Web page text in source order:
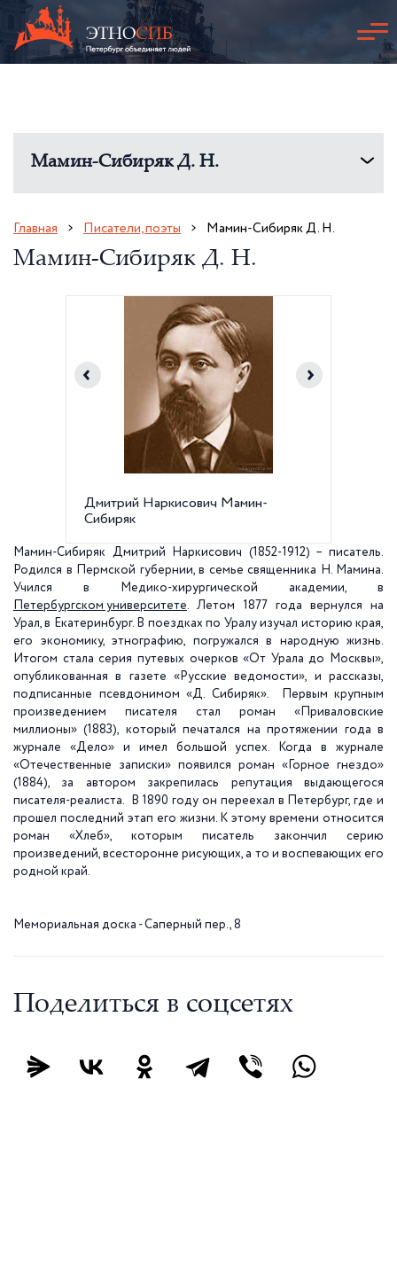
Мамин-Сибиряк Д. Н.
Главная Писатели, поэты Мамин-Сибиряк Д. Н.
Мамин-Сибиряк Д. Н.
Дмитрий Наркисович Мамин-
Сибиряк
Мамин-Сибиряк Дмитрий Наркисович
(1852-1912) – писатель.
Родился в Пермской губернии, в семье священника Н. Мамина.
Учился в Медико-хирургической академии, в
Петербургском университете. Летом 1877 года вернулся на
Урал, в Екатеринбург. В поездках по Уралу изучал историю края,
его экономику, этнографию, погружался в народную жизнь.
Итогом стала серия путевых очерков «От Урала до Москвы»,
опубликованная в газете «Русские ведомости», и рассказы,
подписанные псевдонимом «Д. Сибиряк». Первым крупным
произведением писателя стал роман «Приваловские
миллионы» (1883), который печатался на протяжении года в
журнале «Дело» и имел большой успех. Когда в журнале
«Отечественные записки» появился роман «Горное гнездо»
(1884), за автором закрепилась репутация выдающегося
писателя-реалиста. В 1890 году он переехал в Петербург, где и
прошел последний этап его жизни. К этому времени относится
роман «Хлеб», которым писатель закончил серию
произведений, всесторонне рисующих, а то и воспевающих его
родной край.
Мемориальная доска - Саперный пер., 8
Поделиться в соцсетях